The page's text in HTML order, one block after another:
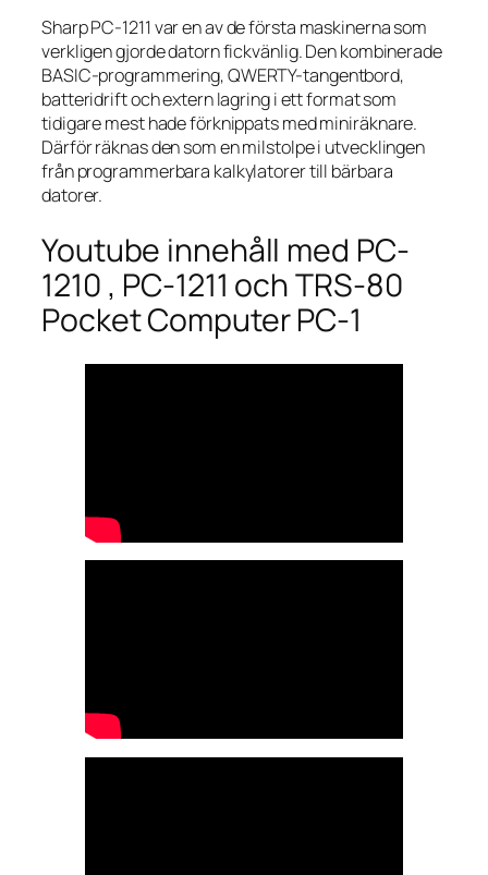
Sharp PC-1211 var en av de första maskinerna som
verkligen gjorde datorn fickvänlig. Den kombinerade
BASIC-programmering, QWERTY-tangentbord,
batteridrift och extern lagring i ett format som
tidigare mest hade förknippats med miniräknare.
Därför räknas den som en milstolpe i utvecklingen
från programmerbara kalkylatorer till bärbara
datorer.
Youtube innehåll med PC-
1210 , PC-1211 och TRS-80
Pocket Computer PC-1